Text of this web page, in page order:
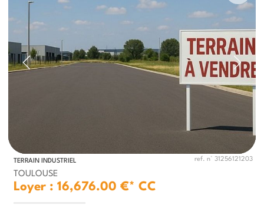
TERRAIN INDUSTRIEL ref. n° 31256121203
TOULOUSE
Loyer : 16,676.00 €* CC